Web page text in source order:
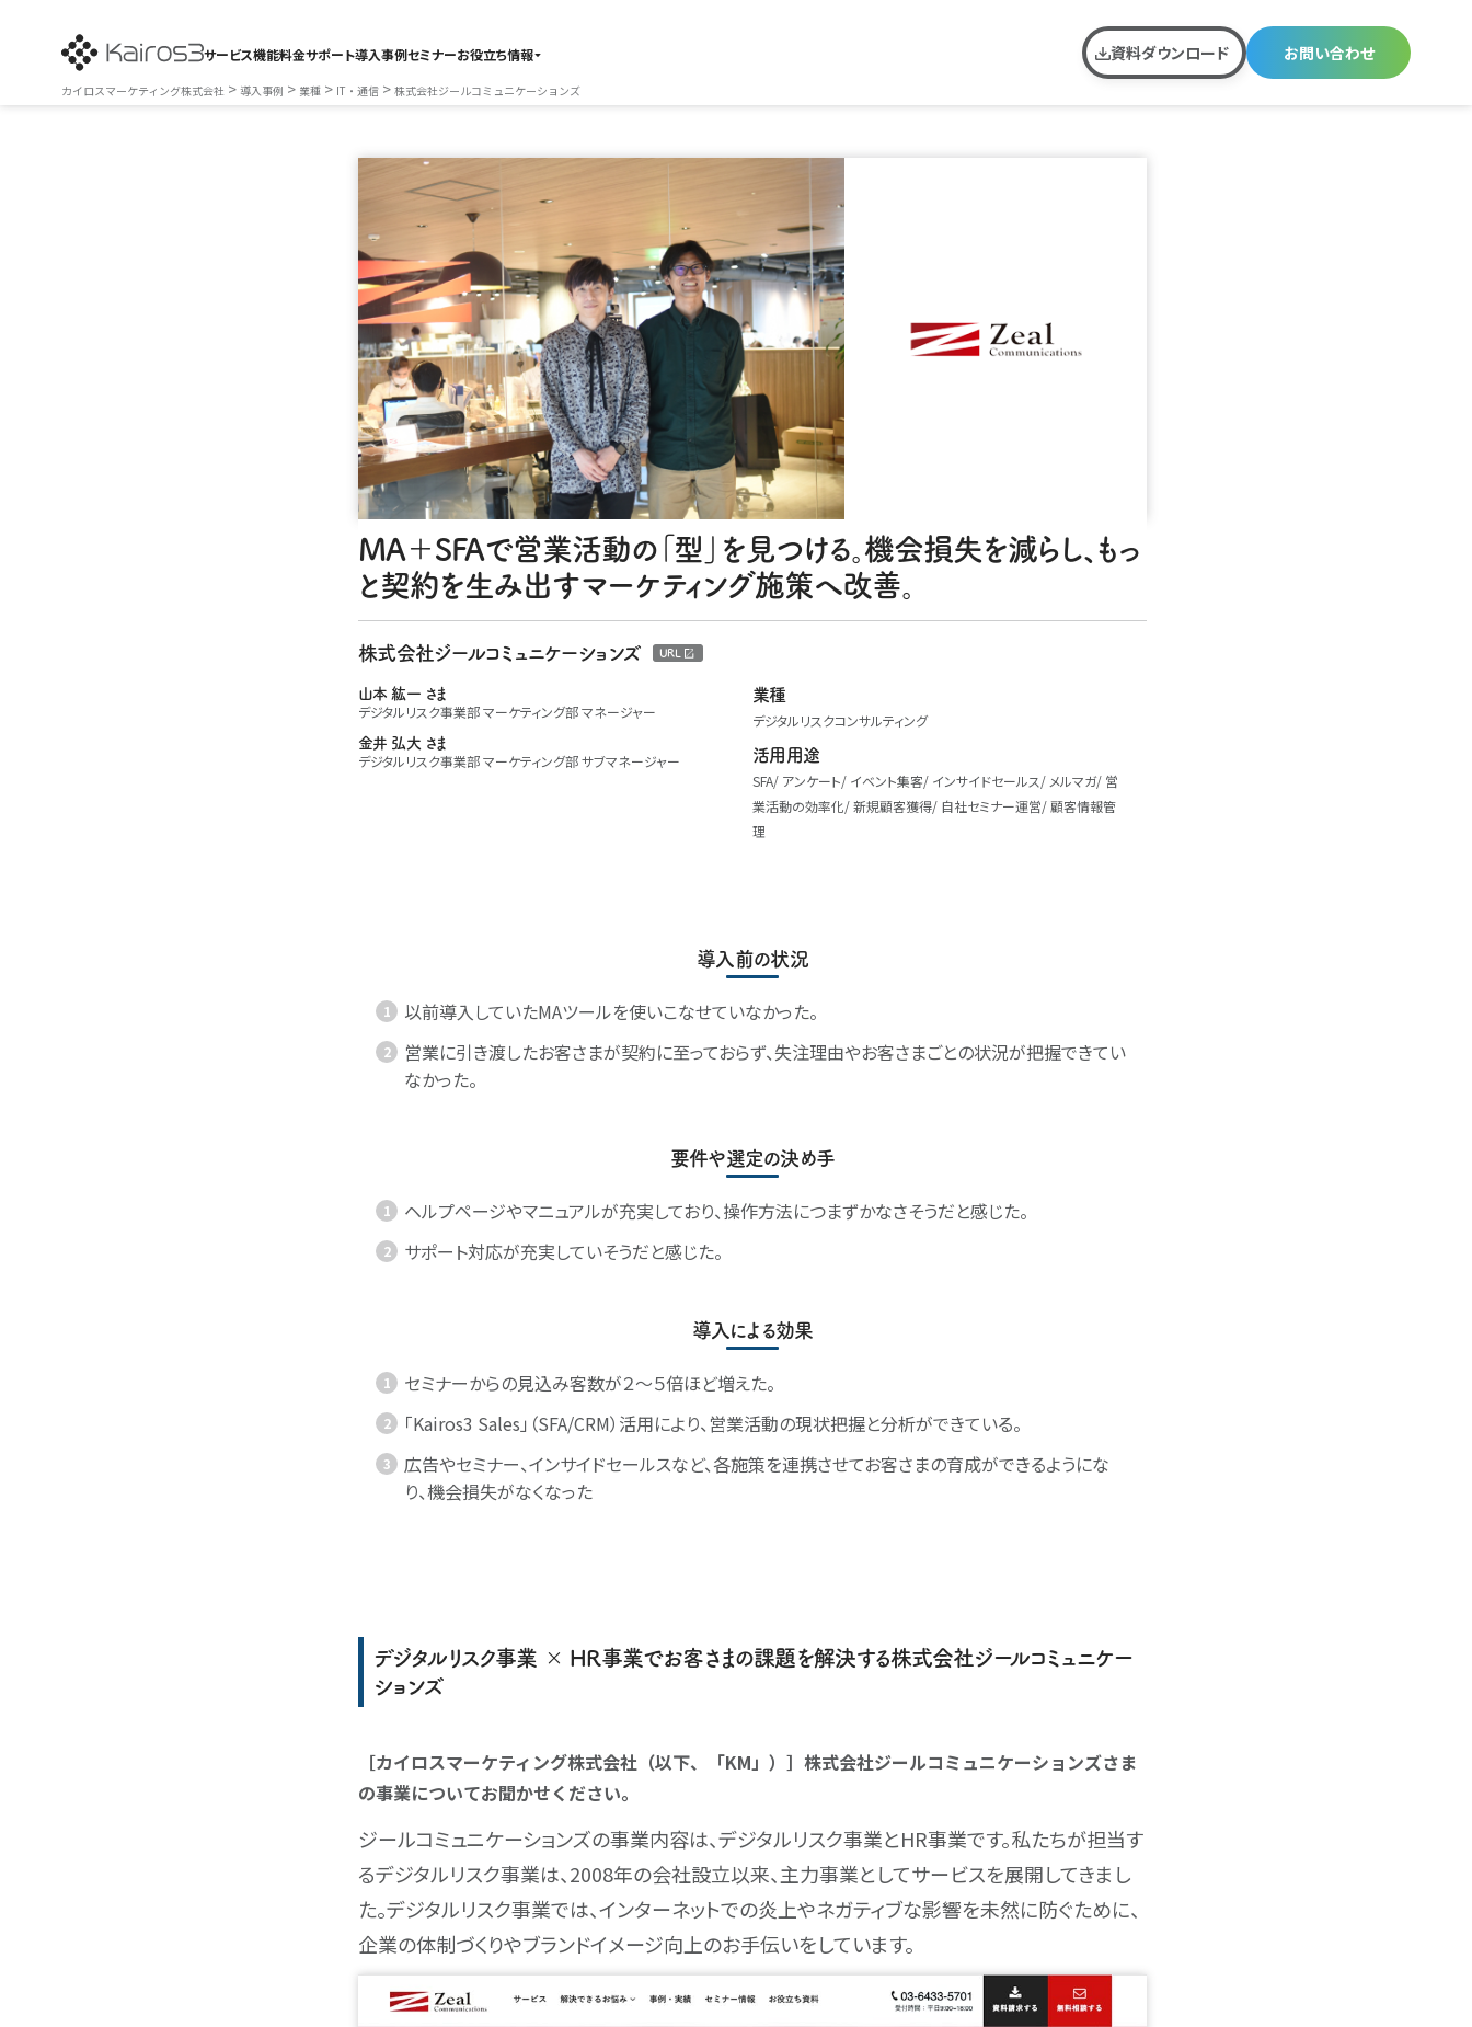
サービス機能料金サポート導入事例セミナーお役立ち情報 資料ダウンロード お問い合わせ
カイロスマーケティング株式会社 > 導入事例 > 業種 > IT・通信 > 株式会社ジールコミュニケーションズ
MA＋SFAで営業活動の「型」を見つける。機会損失を減らし、もっ
と契約を生み出すマーケティング施策へ改善。
株式会社ジールコミュニケーションズ URL
山本 紘一 さま
デジタルリスク事業部 マーケティング部 マネージャー
金井 弘大 さま
デジタルリスク事業部 マーケティング部 サブマネージャー
業種
デジタルリスクコンサルティング
活用用途
SFA アンケート イベント集客 インサイドセールス メルマガ 営
業活動の効率化 新規顧客獲得 自社セミナー運営 顧客情報管
理
導入前の状況
以前導入していたMAツールを使いこなせていなかった。
営業に引き渡したお客さまが契約に至っておらず、失注理由やお客さまごとの状況が把握できてい
なかった。
要件や選定の決め手
ヘルプページやマニュアルが充実しており、操作方法につまずかなさそうだと感じた。
サポート対応が充実していそうだと感じた。
導入による効果
セミナーからの見込み客数が２〜５倍ほど増えた。
「Kairos3 Sales」（SFA/CRM）活用により、営業活動の現状把握と分析ができている。
広告やセミナー、インサイドセールスなど、各施策を連携させてお客さまの育成ができるようにな
り、機会損失がなくなった
デジタルリスク事業 × HR事業でお客さまの課題を解決する株式会社ジールコミュニケー
ションズ
［カイロスマーケティング株式会社（以下、「KM」）］株式会社ジールコミュニケーションズさま
の事業についてお聞かせください。
ジールコミュニケーションズの事業内容は、デジタルリスク事業とHR事業です。私たちが担当す
るデジタルリスク事業は、2008年の会社設立以来、主力事業としてサービスを展開してきまし
た。デジタルリスク事業では、インターネットでの炎上やネガティブな影響を未然に防ぐために、
企業の体制づくりやブランドイメージ向上のお手伝いをしています。